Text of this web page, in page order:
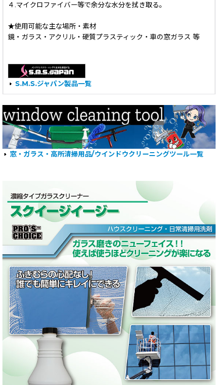
４.マイクロファイバー等で余分な水分を拭き取る。
★使用可能な主な場所・素材
鏡・ガラス・アクリル・硬質プラスティック・車の窓ガラス 等
S.M.S.ジャパン製品一覧
窓・ガラス・高所清掃用品/ウインドウクリーニングツール一覧